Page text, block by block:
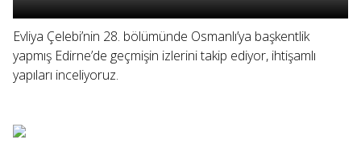
Evliya Çelebi’nin 28. bölümünde Osmanlı’ya başkentlik
yapmış Edirne’de geçmişin izlerini takip ediyor, ihtişamlı
yapıları inceliyoruz.